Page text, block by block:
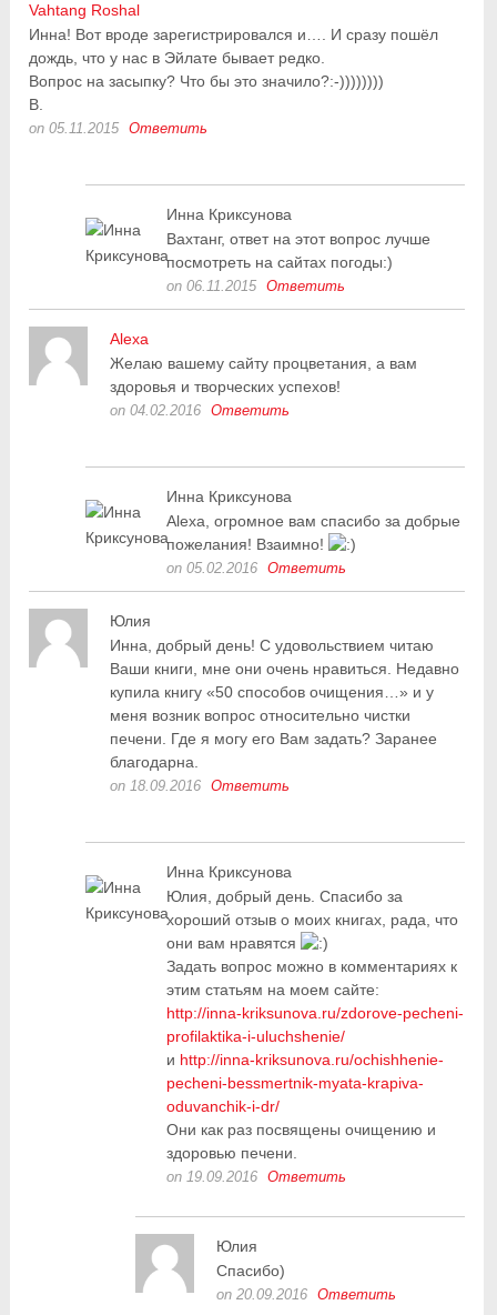
Vahtang Roshal
Инна! Вот вроде зарегистрировался и…. И сразу пошёл
дождь, что у нас в Эйлате бывает редко.
Вопрос на засыпку? Что бы это значило?:-))))))))
В.
on 05.11.2015 Ответить
Инна Криксунова
Вахтанг, ответ на этот вопрос лучше
посмотреть на сайтах погоды:)
on 06.11.2015 Ответить
Alexa
Желаю вашему сайту процветания, а вам
здоровья и творческих успехов!
on 04.02.2016 Ответить
Инна Криксунова
Alexa, огромное вам спасибо за добрые
пожелания! Взаимно!
on 05.02.2016 Ответить
Юлия
Инна, добрый день! С удовольствием читаю
Ваши книги, мне они очень нравиться. Недавно
купила книгу «50 способов очищения…» и у
меня возник вопрос относительно чистки
печени. Где я могу его Вам задать? Заранее
благодарна.
on 18.09.2016 Ответить
Инна Криксунова
Юлия, добрый день. Спасибо за
хороший отзыв о моих книгах, рада, что
они вам нравятся
Задать вопрос можно в комментариях к
этим статьям на моем сайте:
http://inna-kriksunova.ru/zdorove-pecheni-
profilaktika-i-uluchshenie/
и http://inna-kriksunova.ru/ochishhenie-
pecheni-bessmertnik-myata-krapiva-
oduvanchik-i-dr/
Они как раз посвящены очищению и
здоровью печени.
on 19.09.2016 Ответить
Юлия
Спасибо)
on 20.09.2016 Ответить